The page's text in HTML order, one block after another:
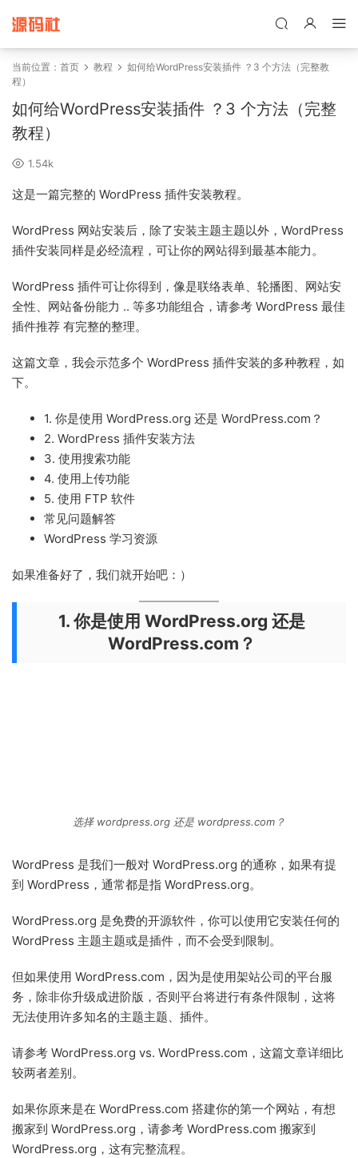
当前位置： 首页 教程
如何给WordPress安装插件 ？3 个方法（完整教
程）
如何给WordPress安装插件 ？3 个方法（完整
教程）
1.54k
这是一篇完整的 WordPress 插件安装教程。
WordPress 网站安装后，除了安装主题主题以外，WordPress
插件安装同样是必经流程，可让你的网站得到最基本能力。
WordPress 插件可让你得到，像是联络表单、轮播图、网站安
全性、网站备份能力 .. 等多功能组合，请参考 WordPress 最佳
插件推荐 有完整的整理。
这篇文章，我会示范多个 WordPress 插件安装的多种教程，如
下。
1. 你是使用 WordPress.org 还是 WordPress.com？
2. WordPress 插件安装方法
3. 使用搜索功能
4. 使用上传功能
5. 使用 FTP 软件
常见问题解答
WordPress 学习资源
如果准备好了，我们就开始吧：）
1. 你是使用 WordPress.org 还是
WordPress.com？
选择 wordpress.org 还是 wordpress.com？
WordPress 是我们一般对 WordPress.org 的通称，如果有提
到 WordPress，通常都是指 WordPress.org。
WordPress.org 是免费的开源软件，你可以使用它安装任何的
WordPress 主题主题或是插件，而不会受到限制。
但如果使用 WordPress.com，因为是使用架站公司的平台服
务，除非你升级成进阶版，否则平台将进行有条件限制，这将
无法使用许多知名的主题主题、插件。
请参考 WordPress.org vs. WordPress.com，这篇文章详细比
较两者差别。
如果你原来是在 WordPress.com 搭建你的第一个网站，有想
搬家到 WordPress.org，请参考 WordPress.com 搬家到
WordPress.org，这有完整流程。